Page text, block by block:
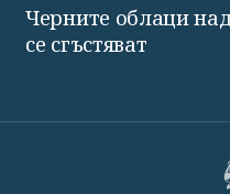
Черните облаци
се сгъстяват